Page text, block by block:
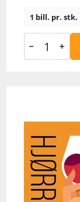
1 bill. pr. stk.